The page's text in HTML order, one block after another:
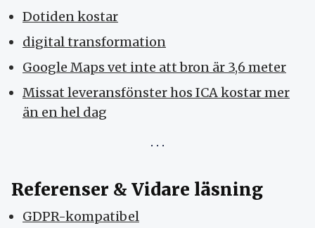
Dotiden kostar
digital transformation
Google Maps vet inte att bron är 3,6 meter
Missat leveransfönster hos ICA kostar mer
än en hel dag
Referenser & Vidare läsning
GDPR-kompatibel